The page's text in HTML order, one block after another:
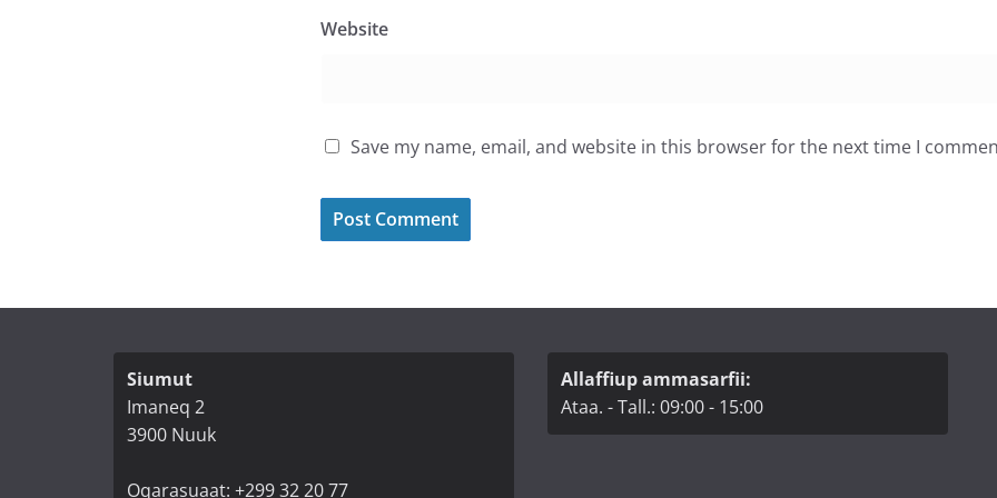
Website
Save my name, email, and website in this browser for the next time I
Siumut
Imaneq 2
3900 Nuuk
Oqarasuaat: +299 32 20 77
Allaffiup ammasarfii:
Ataa. - Tall.: 09:00 - 15:00